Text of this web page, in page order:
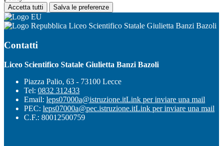
Accetta tutti Salva le preferenze
Liceo Scientifico Statale Giulietta Banzi Bazoli
Contatti
Liceo Scientifico Statale Giulietta Banzi Bazoli
Piazza Palio, 63 - 73100 Lecce
Tel: 0832 312433
Email: leps07000a@istruzione.itLink per inviare una mail
PEC: leps07000a@pec.istruzione.itLink per inviare una mail
C.F.: 80012500759